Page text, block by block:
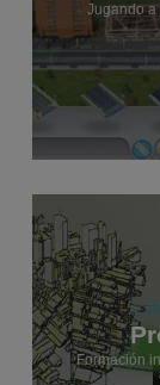
Jugando a
Formación